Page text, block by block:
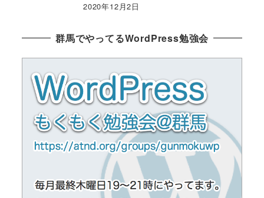
2020年12月2日
群馬でやってるWordPress勉強会